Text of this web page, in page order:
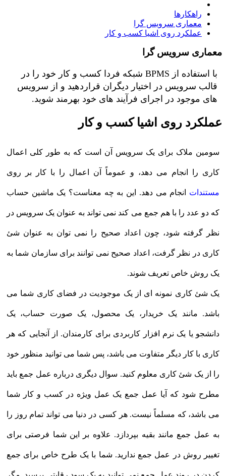
راهکارها
معماری سرویس گرا
عملکرد روی اشیا کسب و کار
سرویس گرا
با استفاده از BPMS شبکه فردا کسب و کار خود را در
قالب سرویس در اختیار دیگران قراردهید و از سرویس
های موجود در اجرای فرآیند های خود بهرمند شوید.
روی اشیا کسب و کار
سومین ملاک برای یک سرویس آن است که به طور کلی اعمال
کاری را انجام می دهد، و عموماً آن اعمال را با کار بر روی
مستنداتانجام می دهد. این به چه معناست؟ یک ماشین حساب
که دو عدد را با هم جمع می کند نمی تواند به عنوان یک سرویس در
نظر گرفته شود، چون اعداد صحیح را نمی توان به عنوان شئ
کاری در نظر گرفت، اعداد صحیح نمی توانند برای سازمان شما به
یک روش خاص تعریف شوند.
یک شئ کاری نمونه ای از یک موجودیت در فضای کاری شما می
باشد. مانند یک خریدار، یک محصول، یک صورت حساب، یک
دانشجو یا یک نرم افزار کاربردی برای کارمندان. از آنجایی که هر
کاری با کار دیگر متفاوت می باشد، پس شما می توانید منظور خود
را از یک شئ کاری معلوم کنید. سوال دیگری درباره عمل جمع باید
مطرح شود که آیا عمل جمع یک عمل ویژه در کسب و کار شما
می باشد، که مسلماً نیست. هر کسی در دنیا می تواند تمام روز را
به عمل جمع مانند بقیه بپردازد. علاوه بر این شما فرصتی برای
تغییر روش در عمل جمع ندارید. شما با یک طرح خاص برای جمع